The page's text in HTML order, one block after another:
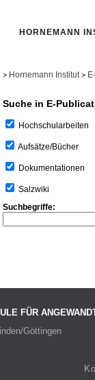
HORNEMANN
> Hornemann Institut >
Suche in E-
Hochschularbeiten
Aufsätze/Bücher
Dokumentationen
Salzwiki
Suchbegriffe:
FÜR
Göttingen